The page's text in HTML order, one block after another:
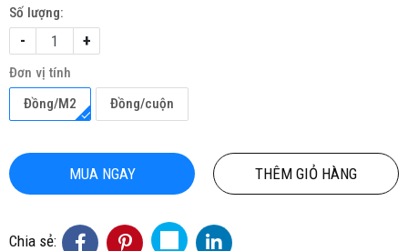
Số lượng:
- +
Đơn vị tính
Đồng/M2
Đồng/cuộn
MUA NGAY THÊM GIỎ HÀNG
Chia sẻ: